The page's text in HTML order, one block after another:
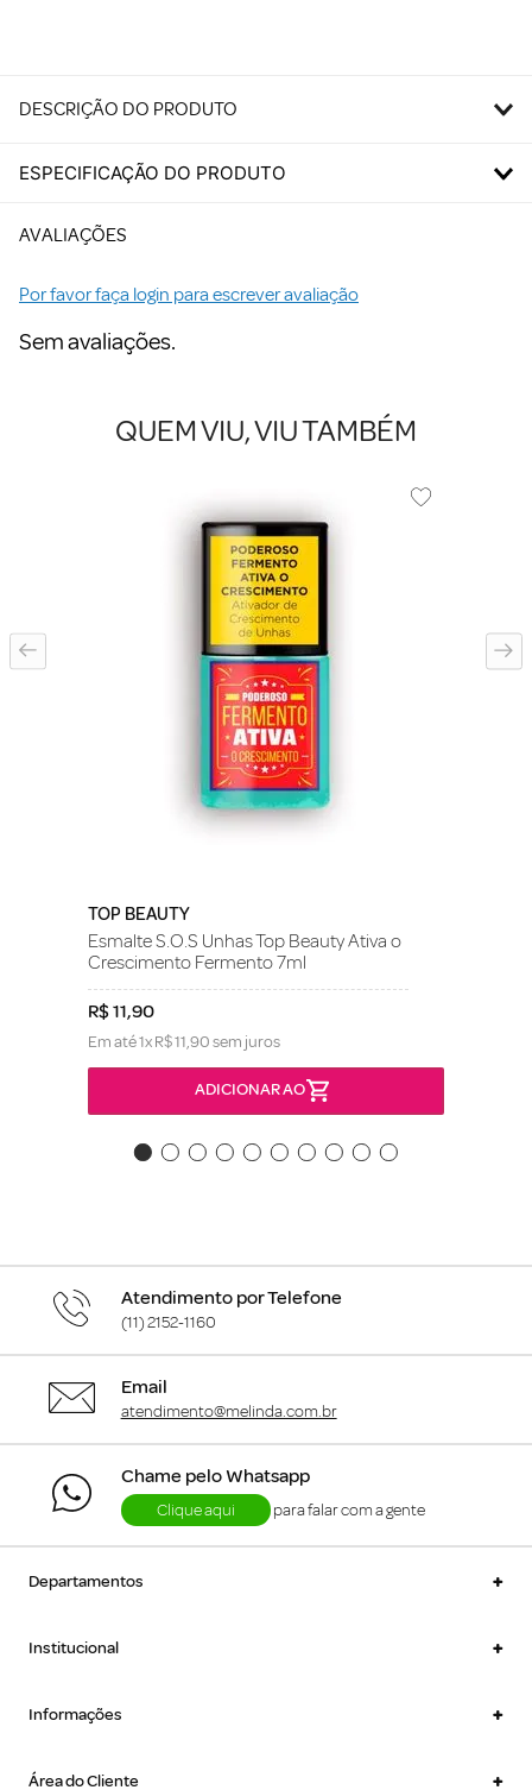
DESCRIÇÃO DO PRODUTO
ESPECIFICAÇÃO DO PRODUTO
AVALIAÇÕES
Por favor faça login para escrever avaliação
Sem avaliações.
QUEM VIU, VIU TAMBÉM
TOP BEAUTY
Esmalte S.O.S Unhas Top Beauty Ativa o
Crescimento Fermento 7ml
R$11,90
Em até1xR$11,90sem juros
ADICIONAR AO
Atendimento por Telefone
(11) 2152-1160
Email
atendimento@melinda.com.br
Chame pelo Whatsapp
Clique aqui para falar com a gente
Departamentos +
Institucional +
Informações +
Área do Cliente +